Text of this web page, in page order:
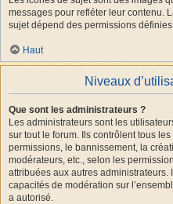
messages pour refléter leur contenu.
sujet dépend des permissions définies
Haut
Niveaux
Que sont les administrateurs ?
Les administrateurs sont les
sur tout le forum. Ils contrôlent tous
permissions, le bannissement, la
modérateurs, etc., selon les
attribuées aux autres administrateurs.
capacités de modération sur
a autorisé.